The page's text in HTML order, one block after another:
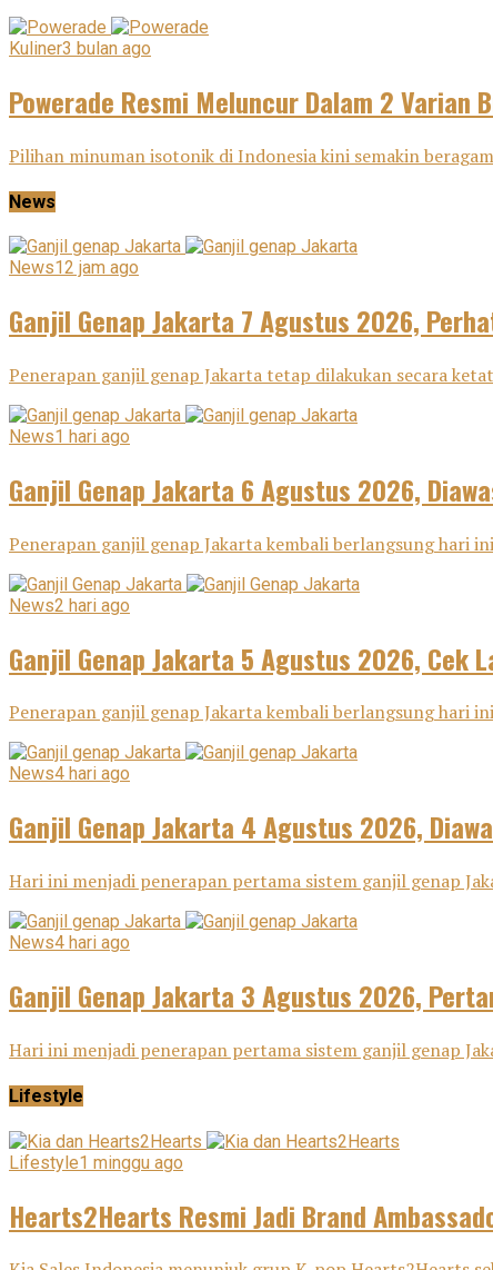
Kuliner3 bulan ago
Powerade Resmi Meluncur Dalam 2 Varian
Pilihan minuman isotonik di Indonesia kini semakin
News
News12 jam ago
Ganjil Genap Jakarta 7 Agustus 2026,
Penerapan ganjil genap Jakarta tetap dilakukan secara
News1 hari ago
Ganjil Genap Jakarta 6 Agustus 2026,
Penerapan ganjil genap Jakarta kembali berlangsung hari
News2 hari ago
Ganjil Genap Jakarta 5 Agustus 2026, Cek
Penerapan ganjil genap Jakarta kembali berlangsung hari
News4 hari ago
Ganjil Genap Jakarta 4 Agustus 2026,
Hari ini menjadi penerapan pertama sistem ganjil genap
News4 hari ago
Ganjil Genap Jakarta 3 Agustus 2026,
Hari ini menjadi penerapan pertama sistem ganjil genap
Lifestyle
Lifestyle1 minggu ago
Hearts2Hearts Resmi Jadi Brand